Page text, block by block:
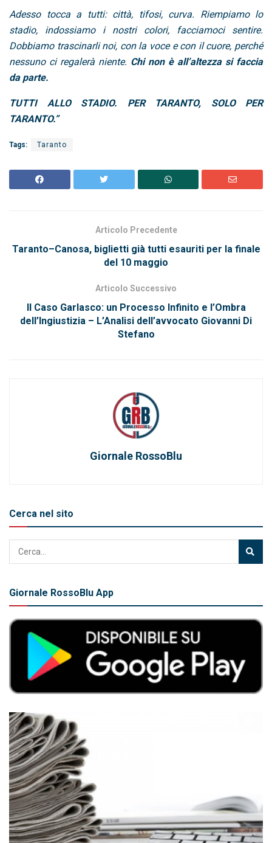
Adesso tocca a tutti: città, tifosi, curva. Riempiamo lo
stadio, indossiamo i nostri colori, facciamoci sentire.
Dobbiamo trascinarli noi, con la voce e con il cuore, perché
nessuno ci regalerà niente. Chi non è all’altezza si faccia
da parte.
TUTTI ALLO STADIO.
PER TARANTO, SOLO PER
TARANTO.”
Tags: Taranto
Articolo Precedente
Taranto–Canosa, biglietti già tutti esauriti per la finale
del 10 maggio
Articolo Successivo
Il Caso Garlasco: un Processo Infinito e l’Ombra
dell’Ingiustizia – L’Analisi dell’avvocato Giovanni Di
Stefano
Giornale RossoBlu
Cerca nel sito
Giornale RossoBlu App